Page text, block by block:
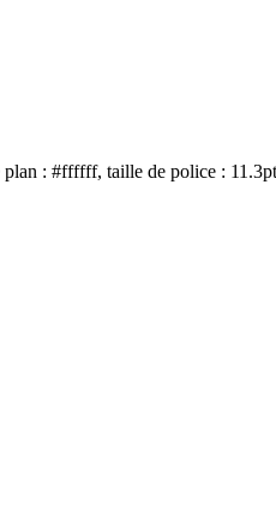
: #ffffff, taille de police :